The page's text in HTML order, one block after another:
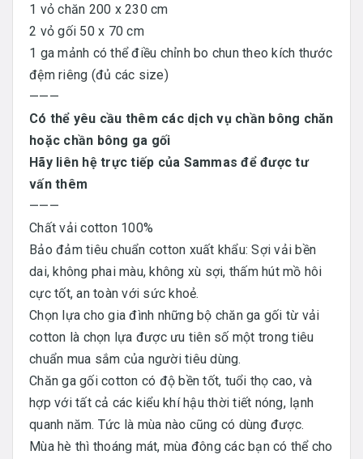
1 vỏ chăn 200 x 230 cm
2 vỏ gối 50 x 70 cm
1 ga mảnh có thể điều chỉnh bo chun theo kích thước
đệm riêng (đủ các size)
———
Có thể yêu cầu thêm các dịch vụ chần bông chăn
hoặc chần bông ga gối
Hãy liên hệ trực tiếp của Sammas để được tư
vấn thêm
———
Chất vải cotton 100%
Bảo đảm tiêu chuẩn cotton xuất khẩu: Sợi vải bền
dai, không phai màu, không xù sợi, thấm hút mồ hôi
cực tốt, an toàn với sức khoẻ.
Chọn lựa cho gia đình những bộ chăn ga gối từ vải
cotton là chọn lựa được ưu tiên số một trong tiêu
chuẩn mua sắm của người tiêu dùng.
Chăn ga gối cotton có độ bền tốt, tuổi thọ cao, và
hợp với tất cả các kiểu khí hậu thời tiết nóng, lạnh
quanh năm. Tức là mùa nào cũng có dùng được.
Mùa hè thì thoáng mát, mùa đông các bạn có thể cho